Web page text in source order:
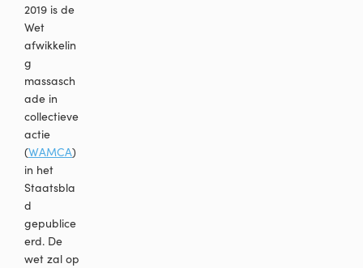
2019 is de
Wet
afwikkelin
g
massasch
ade in
collectieve
actie
(WAMCA)
in het
Staatsbla
d
gepublice
erd. De
wet zal op